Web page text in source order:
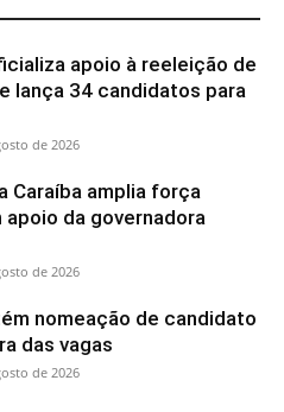
apoio à reeleição de
lança 34 candidatos para
de 2026
Caraíba amplia força
da governadora
de 2026
nomeação de candidato
das vagas
de 2026